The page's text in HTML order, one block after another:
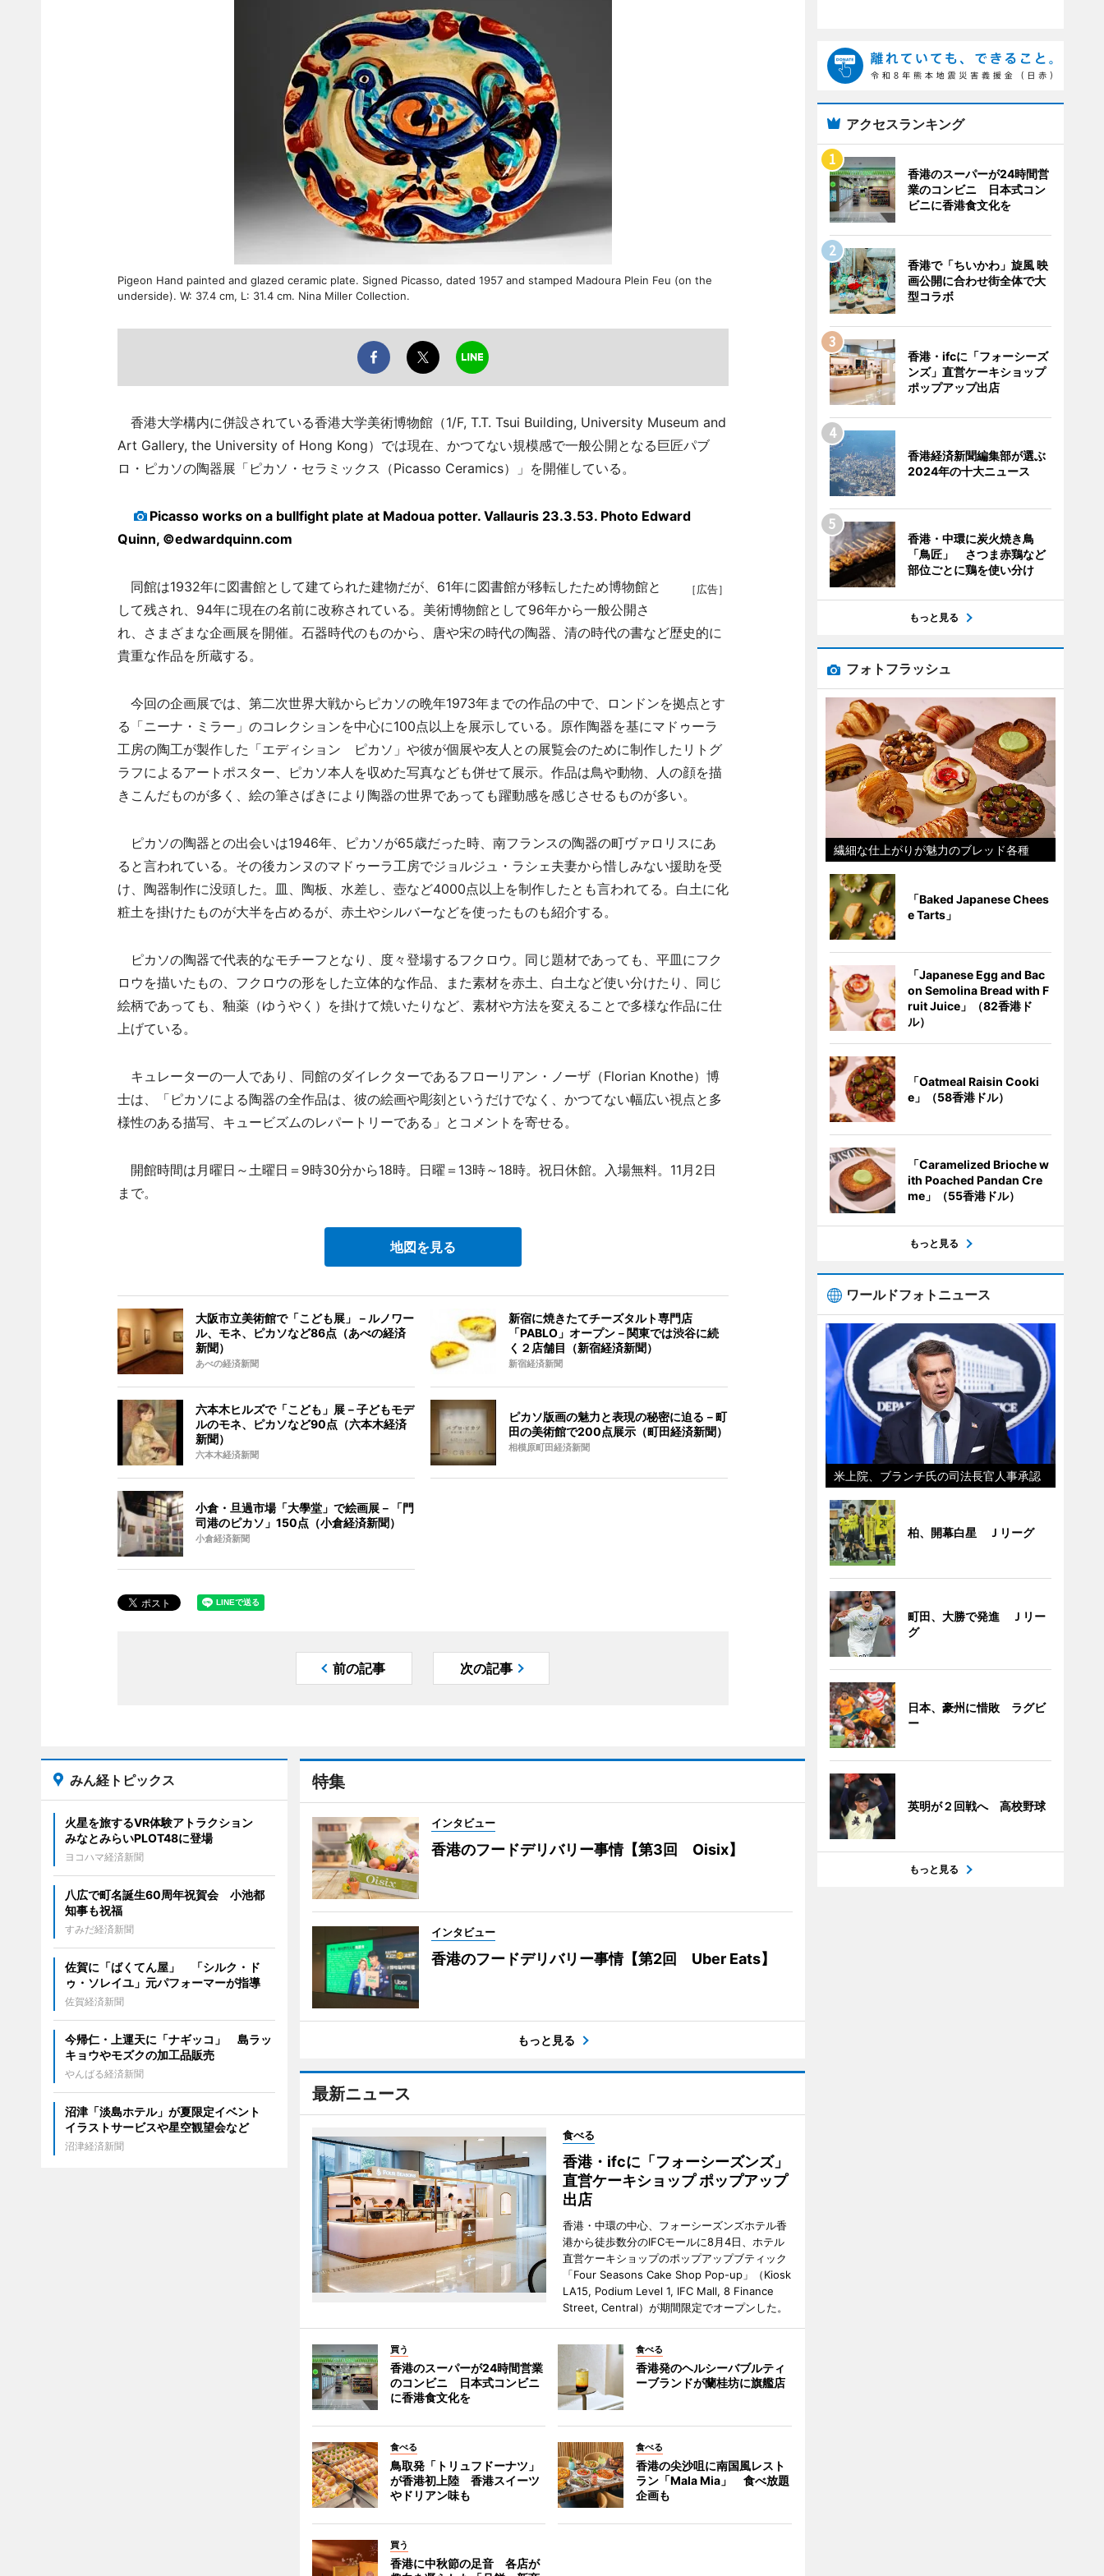
Pigeon Hand painted and glazed ceramic plate. Signed Picasso, dated 1957 and stamped Madoura Plein Feu (on the
underside). W: 37.4 cm, L: 31.4 cm. Nina Miller Collection.
香港大学構内に併設されている香港大学美術博物館（1/F, T.T. Tsui Building, University Museum and
Art Gallery, the University of Hong Kong）では現在、かつてない規模感で一般公開となる巨匠パブ
ロ・ピカソの陶器展「ピカソ・セラミックス（Picasso Ceramics）」を開催している。
Picasso works on a bullfight plate at Madoua potter. Vallauris 23.3.53. Photo Edward
Quinn, ©edwardquinn.com
［広告］
同館は1932年に図書館として建てられた建物だが、61年に図書館が移転したため博物館と
して残され、94年に現在の名前に改称されている。美術博物館として96年から一般公開さ
れ、さまざまな企画展を開催。石器時代のものから、唐や宋の時代の陶器、清の時代の書など歴史的に
貴重な作品を所蔵する。
今回の企画展では、第二次世界大戦からピカソの晩年1973年までの作品の中で、ロンドンを拠点とす
る「ニーナ・ミラー」のコレクションを中心に100点以上を展示している。原作陶器を基にマドゥーラ
工房の陶工が製作した「エディション ピカソ」や彼が個展や友人との展覧会のために制作したリトグ
ラフによるアートポスター、ピカソ本人を収めた写真なども併せて展示。作品は鳥や動物、人の顔を描
きこんだものが多く、絵の筆さばきにより陶器の世界であっても躍動感を感じさせるものが多い。
ピカソの陶器との出会いは1946年、ピカソが65歳だった時、南フランスの陶器の町ヴァロリスにあ
ると言われている。その後カンヌのマドゥーラ工房でジョルジュ・ラシェ夫妻から惜しみない援助を受
け、陶器制作に没頭した。皿、陶板、水差し、壺など4000点以上を制作したとも言われてる。白土に化
粧土を掛けたものが大半を占めるが、赤土やシルバーなどを使ったものも紹介する。
ピカソの陶器で代表的なモチーフとなり、度々登場するフクロウ。同じ題材であっても、平皿にフク
ロウを描いたもの、フクロウの形をした立体的な作品、また素材を赤土、白土など使い分けたり、同じ
絵柄であっても、釉薬（ゆうやく）を掛けて焼いたりなど、素材や方法を変えることで多様な作品に仕
上げている。
キュレーターの一人であり、同館のダイレクターであるフローリアン・ノーザ（Florian Knothe）博
士は、「ピカソによる陶器の全作品は、彼の絵画や彫刻というだけでなく、かつてない幅広い視点と多
様性のある描写、キュービズムのレパートリーである」とコメントを寄せる。
開館時間は月曜日～土曜日＝9時30分から18時。日曜＝13時～18時。祝日休館。入場無料。11月2日
まで。
地図を見る
大阪市立美術館で「こども展」－ルノワー
ル、モネ、ピカソなど86点（あべの経済
新聞）
あべの経済新聞
新宿に焼きたてチーズタルト専門店
「PABLO」オープン－関東では渋谷に続
く２店舗目（新宿経済新聞）
新宿経済新聞
六本木ヒルズで「こども」展－子どもモデ
ルのモネ、ピカソなど90点（六本木経済
新聞）
六本木経済新聞
ピカソ版画の魅力と表現の秘密に迫る－町
田の美術館で200点展示（町田経済新聞）
相模原町田経済新聞
小倉・旦過市場「大學堂」で絵画展－「門
司港のピカソ」150点（小倉経済新聞）
小倉経済新聞
前の記事 次の記事
特集
インタビュー
香港のフードデリバリー事情【第3回 Oisix】
インタビュー
香港のフードデリバリー事情【第2回 Uber Eats】
もっと見る
最新ニュース
食べる
香港・ifcに「フォーシーズンズ」
直営ケーキショップ ポップアップ
出店
香港・中環の中心、フォーシーズンズホテル香
港から徒歩数分のIFCモールに8月4日、ホテル
直営ケーキショップのポップアップブティック
「Four Seasons Cake Shop Pop-up」（Kiosk
LA15, Podium Level 1, IFC Mall, 8 Finance
Street, Central）が期間限定でオープンした。
買う
香港のスーパーが24時間営業
のコンビニ 日本式コンビニ
に香港食文化を
食べる
香港発のヘルシーバブルティ
ーブランドが蘭桂坊に旗艦店
食べる
鳥取発「トリュフドーナツ」
が香港初上陸 香港スイーツ
やドリアン味も
食べる
香港の尖沙咀に南国風レスト
ラン「Mala Mia」 食べ放題
企画も
買う
香港に中秋節の足音 各店が
みん経トピックス
火星を旅するVR体験アトラクション
みなとみらいPLOT48に登場
ヨコハマ経済新聞
八広で町名誕生60周年祝賀会 小池都
知事も祝福
すみだ経済新聞
佐賀に「ばくてん屋」 「シルク・ド
ゥ・ソレイユ」元パフォーマーが指導
佐賀経済新聞
今帰仁・上運天に「ナギッコ」 島ラッ
キョウやモズクの加工品販売
やんばる経済新聞
沼津「淡島ホテル」が夏限定イベント
イラストサービスや星空観望会など
沼津経済新聞
アクセスランキング
香港のスーパーが24時間営
業のコンビニ 日本式コン
ビニに香港食文化を
香港で「ちいかわ」旋風 映
画公開に合わせ街全体で大
型コラボ
香港・ifcに「フォーシーズ
ンズ」直営ケーキショップ
ポップアップ出店
香港経済新聞編集部が選ぶ
2024年の十大ニュース
香港・中環に炭火焼き鳥
「鳥匠」 さつま赤鶏など
部位ごとに鶏を使い分け
もっと見る
フォトフラッシュ
繊細な仕上がりが魅力のブレッド各種
「Baked Japanese Chees
e Tarts」
「Japanese Egg and Bac
on Semolina Bread with F
ruit Juice」（82香港ド
ル）
「Oatmeal Raisin Cooki
e」（58香港ドル）
「Caramelized Brioche w
ith Poached Pandan Cre
me」（55香港ドル）
もっと見る
ワールドフォトニュース
米上院、ブランチ氏の司法長官人事承認
柏、開幕白星 Ｊリーグ
町田、大勝で発進 Ｊリー
グ
日本、豪州に惜敗 ラグビ
ー
英明が２回戦へ 高校野球
もっと見る